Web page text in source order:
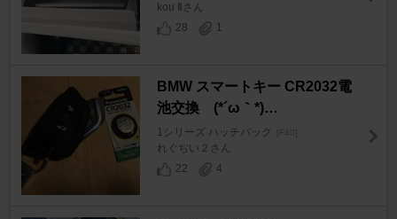
kou Ⅱさん
28
1
BMW スマートキー CR2032電
池交換 (*´ω｀*)…
1シリーズ ハッチバック [F40]
れぐぢい２さん
22
4